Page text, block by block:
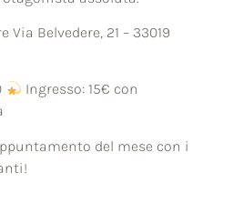
Via Belvedere, 21 – 33019
Ingresso: 15€ con
del mese con i